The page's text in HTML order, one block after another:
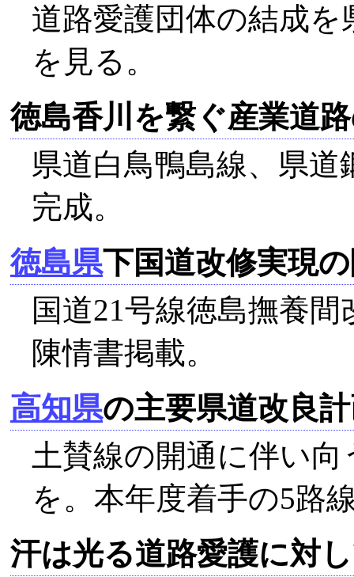
道路愛護団体の結成
を見る。
徳島香川を繋ぐ産業道
県道白鳥鴨島線、県
完成。
徳島県下国道改修実現
国道21号線徳島撫養
陳情書掲載。
高知県の主要県道改良
土賛線の開通に伴い
を。本年度着手の5路
汗は光る道路愛護に対